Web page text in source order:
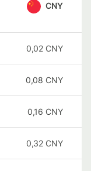
CNY
0,02 CNY
0,08 CNY
0,16 CNY
0,32 CNY